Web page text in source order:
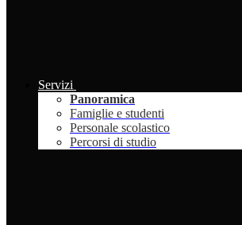
Servizi
Panoramica
Famiglie e studenti
Personale scolastico
Percorsi di studio